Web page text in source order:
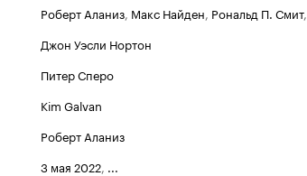
Роберт Аланиз, Макс Найден, Рональд П. Смит,
Джон Уэсли Нортон
Питер Сперо
Kim Galvan
Роберт Аланиз
3 мая 2022, ...